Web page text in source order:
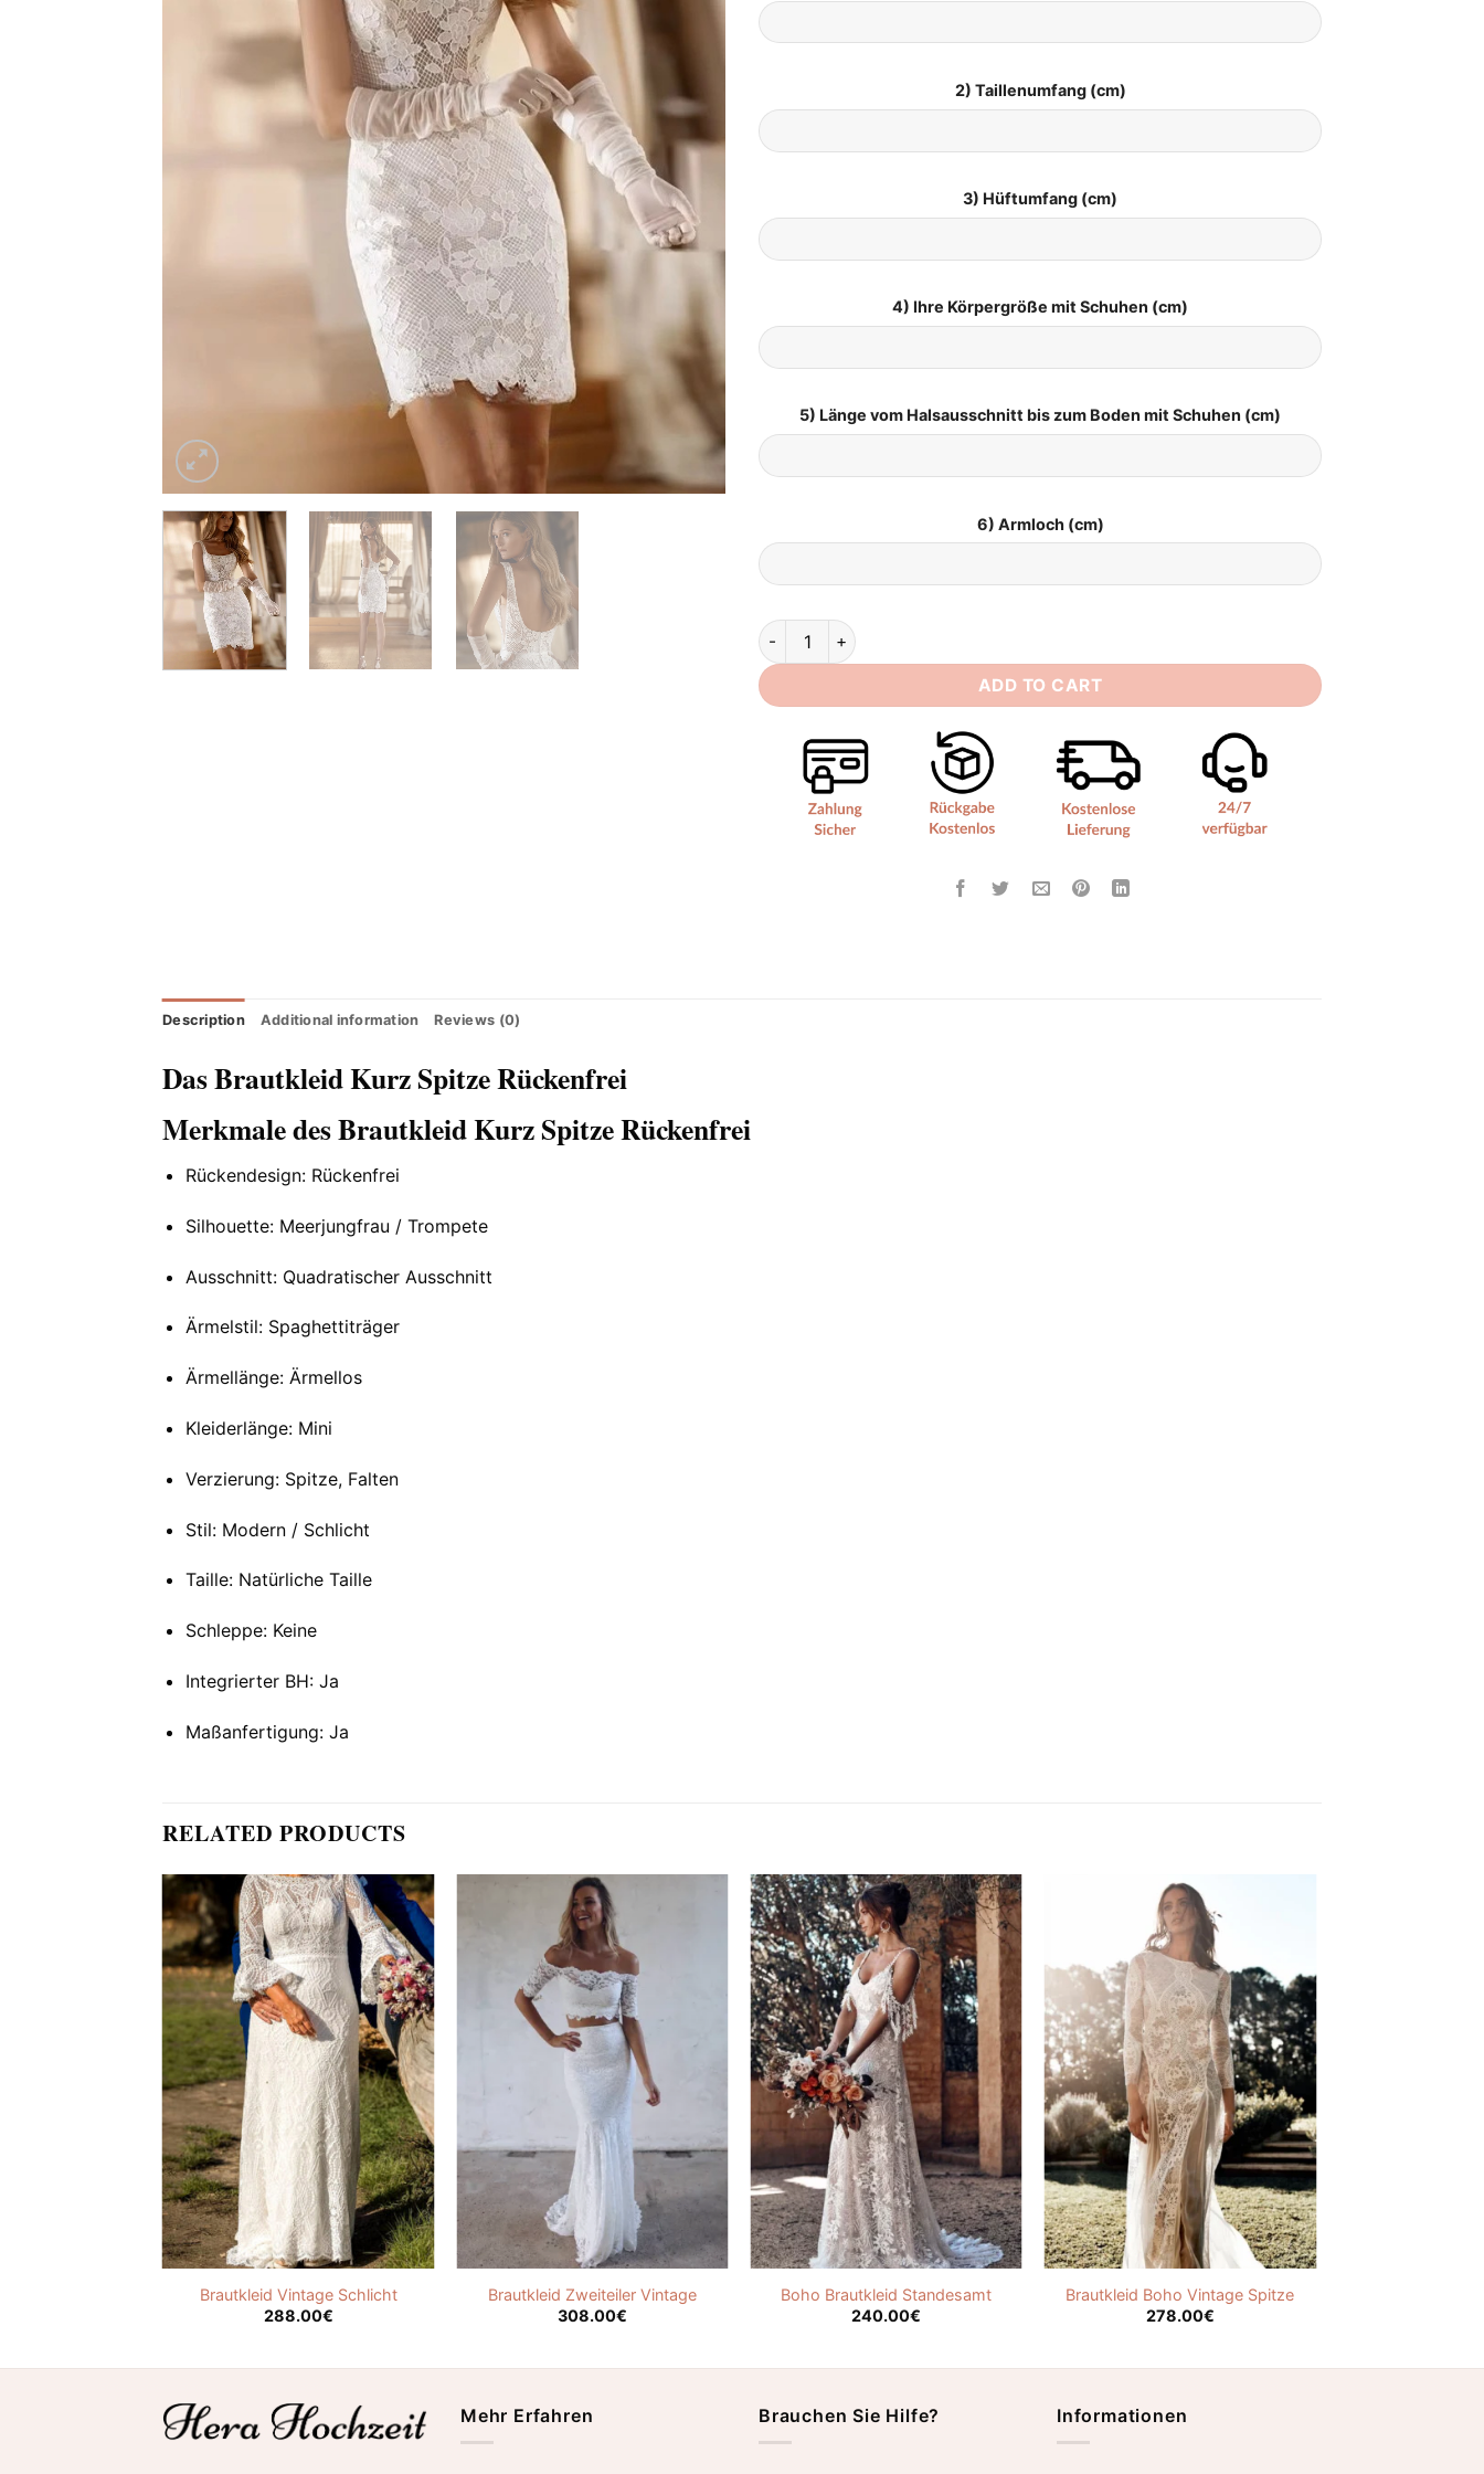
2) Taillenumfang (cm)
3) Hüftumfang (cm)
4) Ihre Körpergröße mit Schuhen (cm)
5) Länge vom Halsausschnitt bis zum Boden mit Schuhen (cm)
6) Armloch (cm)
Brautkleid Kurz Spitze Rückenfrei quantity
ADD TO CART
Description Additional information Reviews (0)
Das Brautkleid Kurz Spitze Rückenfrei
Merkmale des Brautkleid Kurz Spitze Rückenfrei
Rückendesign: Rückenfrei
Silhouette: Meerjungfrau / Trompete
Ausschnitt: Quadratischer Ausschnitt
Ärmelstil: Spaghettiträger
Ärmellänge: Ärmellos
Kleiderlänge: Mini
Verzierung: Spitze, Falten
Stil: Modern / Schlicht
Taille: Natürliche Taille
Schleppe: Keine
Integrierter BH: Ja
Maßanfertigung: Ja
RELATED PRODUCTS
Brautkleid Vintage Schlicht
288.00€
Brautkleid Zweiteiler Vintage
308.00€
Boho Brautkleid Standesamt
240.00€
Brautkleid Boho Vintage Spitze
278.00€
Mehr Erfahren Brauchen Sie Hilfe? Informationen